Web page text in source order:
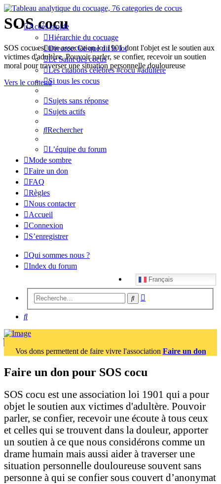
SOS cocu
SOS cocu est une association loi 1901 dont l'objet est le soutien aux
victimes d'adultère. Pouvoir parler, se confier, recevoir un soutien
moral pour traverser une situation personnelle douloureuse
Vers le contenu
Accès rapide
Hiérarchie du cocuage
Divorce: Ce que dit la loi
Le Saint des cocus
Les citations célèbres #cocu #adultère
Si tous les cocus
Sujets sans réponse
Sujets actifs
Rechercher
L’équipe du forum
Mode sombre
Faire un don
FAQ
Règles
Nous contacter
Accueil
Connexion
S’enregistrer
Qui sommes nous ?
Index du forum
Français
Rechercher
Rechercher
Vos dons permettent de faire vivre l'association Faire un don
Faire un don pour SOS cocu
SOS cocu est une association loi 1901 qui a pour
objet le soutien aux victimes d'adultère. Pouvoir
parler, se confier, recevoir une écoute à tous ceux
et celles qui se trouvent dans la douleur, apporter
un soutien à ce que nous considérons comme un
drame humain mais aussi aider à traverser une
situation personnelle douloureuse souvent sans
personne à qui se confier sous couvert d’anonymat